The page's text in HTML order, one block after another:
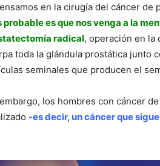
en la cirugía del cáncer de
probable es que nos venga a la
radical, operación en la
toda la glándula prostática junto
seminales que producen el
los hombres con cáncer
-es decir, un cáncer que